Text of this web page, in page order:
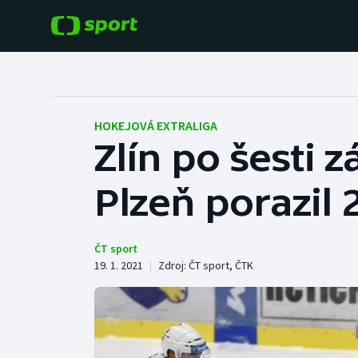
Hokej
Tenis
Cyklistika
Baseball a softbal
Basketbal
Boby a skeleton
Box
HOKEJOVÁ EXTRALIGA
Zlín po šesti
Plzeň porazil
ČT sport
19. 1. 2021 | Zdroj: ČT sport, ČTK